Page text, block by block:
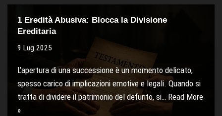
1 Eredità Abusiva: Blocca la Divisione
Ereditaria
9 Lug 2025
L’apertura di una successione è un momento delicato,
spesso carico di implicazioni emotive e legali. Quando si
tratta di dividere il patrimonio del defunto, si… Read More
»